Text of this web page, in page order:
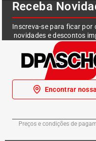
Receba
Inscreva-se para ficar por
novidades e descontos
Encontrar
Preços e condições de